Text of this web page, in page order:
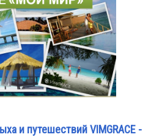
и путешествий VIMGRACE -